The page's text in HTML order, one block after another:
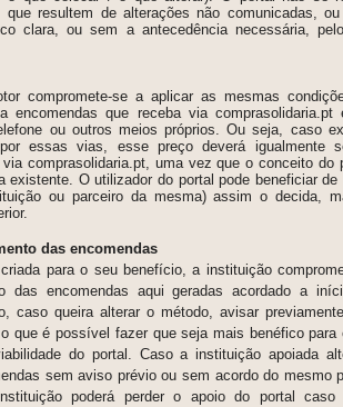
que resultem de alterações não comunicadas,
clara, ou sem a antecedência necessária,
compromete-se a aplicar as mesmas
encomendas que receba via comprasolidaria.pt
ou outros meios próprios. Ou seja, caso
essas vias, esse preço deverá igualmente
comprasolidaria.pt, uma vez que o conceito do
existente. O utilizador do portal pode beneficiar de
ou parceiro da mesma) assim o decida,
das encomendas
para o seu benefício, a instituição
das encomendas aqui geradas acordado a
caso queira alterar o método, avisar
que é possível fazer que seja mais benéfico
do portal. Caso a instituição apoiada
sem aviso prévio ou sem acordo do mesmo
poderá perder o apoio do portal caso